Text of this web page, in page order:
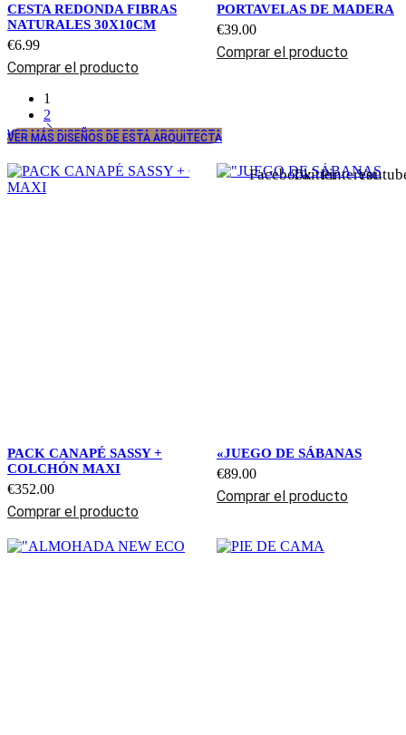
CESTA REDONDA FIBRAS
NATURALES 30X10CM
€6.99
Comprar el producto
PORTAVELAS DE MADERA
€39.00
Comprar el producto
1
2
FacebookTwitterPinterest
VER MÁS DISEÑOS DE ESTA ARQUITECTA
VER MÁS DISEÑOS DE ESTA ARQUITECTA
PACK CANAPÉ SASSY +
COLCHÓN MAXI
€352.00
Comprar el producto
«JUEGO DE SÁBANAS
€89.00
Comprar el producto